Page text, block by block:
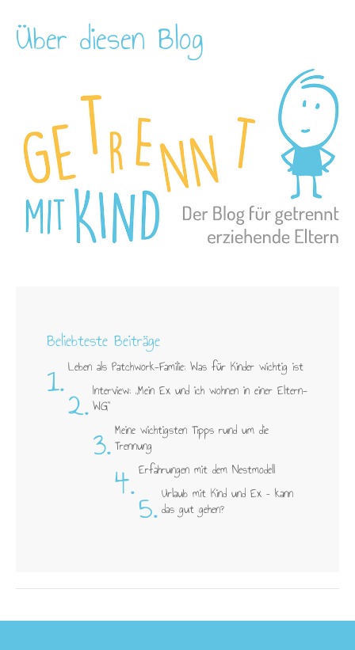
Über diesen Blog
Beliebteste Beiträge
1. Leben als Patchwork-Familie: Was für Kinder wichtig ist
2. Interview: „Mein Ex und ich wohnen in einer Eltern-
WG"
3. Meine wichtigsten Tipps rund um die
Trennung
4. Erfahrungen mit dem Nestmodell
5. Urlaub mit Kind und Ex – kann
das gut gehen?